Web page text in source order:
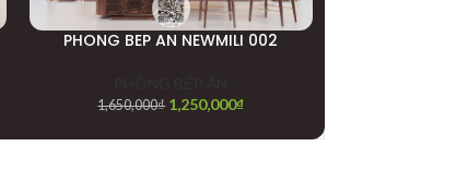
PHONG BEP AN NEWMILI 002
1,650,000₫ 1,250,000₫